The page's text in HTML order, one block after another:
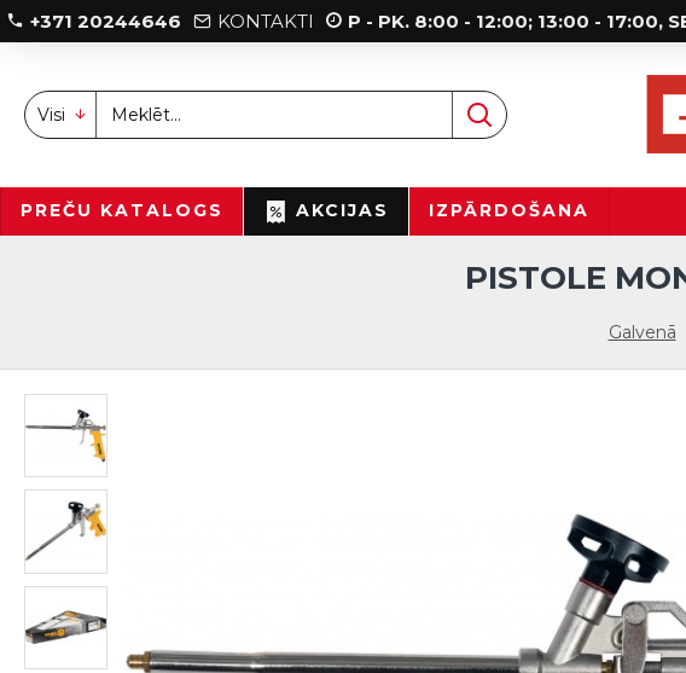
+371 20244646 KONTAKTI P - PK. 8:00 - 12:00; 13:00 - 17:00,
Visi
PREČU KATALOGS AKCIJAS IZPĀRDOŠANA
Galvenā
PISTOLE